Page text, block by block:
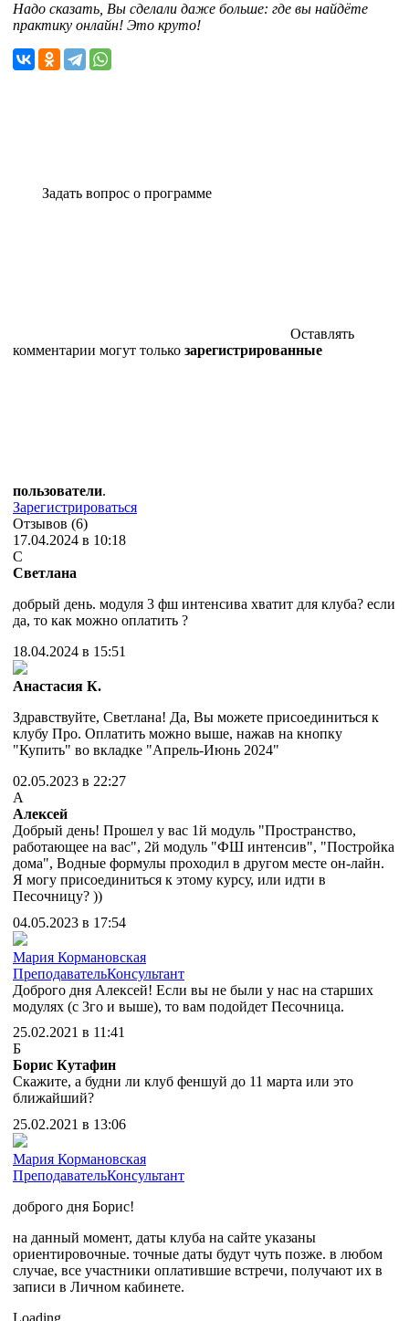
Надо сказать, Вы сделали даже больше: где вы найдёте
практику онлайн! Это круто!
Задать вопрос о программе
Оставлять
комментарии могут только зарегистрированные
пользователи.
Зарегистрироваться
Отзывов (6)
17.04.2024 в 10:18
С
Светлана
добрый день. модуля 3 фш интенсива хватит для клуба? если
да, то как можно оплатить ?
18.04.2024 в 15:51
Анастасия К.
Здравствуйте, Светлана! Да, Вы можете присоединиться к
клубу Про. Оплатить можно выше, нажав на кнопку
"Купить" во вкладке "Апрель-Июнь 2024"
02.05.2023 в 22:27
А
Алексей
Добрый день! Прошел у вас 1й модуль "Пространство,
работающее на вас", 2й модуль "ФШ интенсив", "Постройка
дома", Водные формулы проходил в другом месте он-лайн.
Я могу присоединиться к этому курсу, или идти в
Песочницу? ))
04.05.2023 в 17:54
Мария Кормановская
ПреподавательКонсультант
Доброго дня Алексей! Если вы не были у нас на старших
модулях (с 3го и выше), то вам подойдет Песочница.
25.02.2021 в 11:41
Б
Борис Кутафин
Скажите, а будни ли клуб феншуй до 11 марта или это
ближайший?
25.02.2021 в 13:06
Мария Кормановская
ПреподавательКонсультант
доброго дня Борис!
на данный момент, даты клуба на сайте указаны
ориентировочные. точные даты будут чуть позже. в любом
случае, все участники оплатившие встречи, получают их в
записи в Личном кабинете.
Loading...